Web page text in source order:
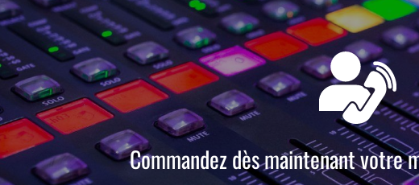
Commandez dès maintenant votre